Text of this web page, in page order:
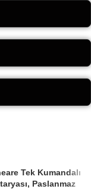
Tek Kumandalı
Paslanmaz